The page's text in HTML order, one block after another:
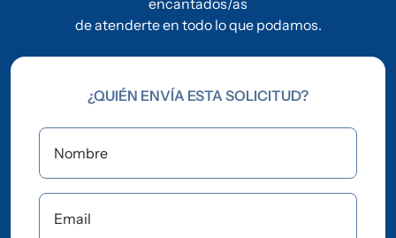
encantados/as
de atenderte en todo lo que podamos.
¿QUIÉN ENVÍA ESTA SOLICITUD?
Nombre
Email